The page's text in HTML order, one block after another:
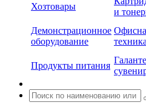
Хозтовары
и
Демонстрационное
оборудование
техника
Продукты питания